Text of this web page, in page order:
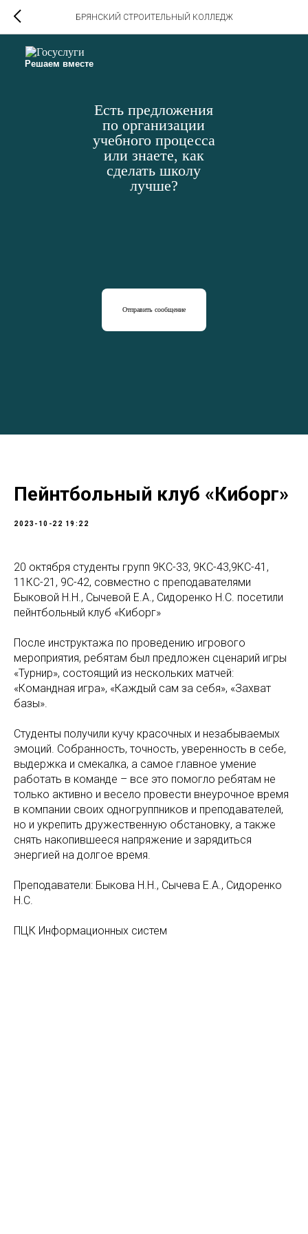
Решаем вместе
Есть предложения
по организации
учебного процесса
или знаете, как
сделать школу
лучше?
Отправить сообщение
БРЯНСКИЙ СТРОИТЕЛЬНЫЙ КОЛЛЕДЖ
Пейнтбольный клуб «Киборг»
2023-10-22 19:22
20 октября студенты групп 9КС-33, 9КС-43,9КС-41,
11КС-21, 9С-42, совместно с преподавателями
Быковой Н.Н., Сычевой Е.А., Сидоренко Н.С. посетили
пейнтбольный клуб «Киборг»
После инструктажа по проведению игрового
мероприятия, ребятам был предложен сценарий игры
«Турнир», состоящий из нескольких матчей:
«Командная игра», «Каждый сам за себя», «Захват
базы».
Студенты получили кучу красочных и незабываемых
эмоций. Собранность, точность, уверенность в себе,
выдержка и смекалка, а самое главное умение
работать в команде – все это помогло ребятам не
только активно и весело провести внеурочное время
в компании своих одногруппников и преподавателей,
но и укрепить дружественную обстановку, а также
снять накопившееся напряжение и зарядиться
энергией на долгое время.
Преподаватели: Быкова Н.Н., Сычева Е.А., Сидоренко
Н.С.
ПЦК Информационных систем